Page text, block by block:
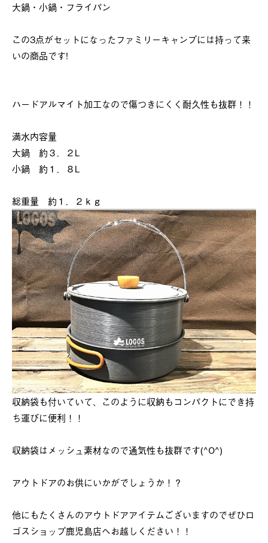
大鍋・小鍋・フライパン
この3点がセットになったファミリーキャンプには持って来
いの商品です!
ハードアルマイト加工なので傷つきにくく耐久性も抜群！！
満水内容量
大鍋 約３．２L
小鍋 約１．８L
総重量 約１．２ｋｇ
収納袋も付いていて、このように収納もコンパクトにでき持
ち運びに便利！！
収納袋はメッシュ素材なので通気性も抜群です(^O^)
アウトドアのお供にいかがでしょうか！？
他にもたくさんのアウトドアアイテムございますのでぜひロ
ゴスショップ鹿児島店へお越しください！！